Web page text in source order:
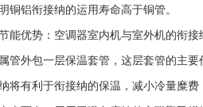
铜铝衔接纳的运用寿命高于铜管。
优势：空调器室内机与室外机的衔接
管外包一层保温套管，这层套管的主
将有利于衔接纳的保温，减小冷量糜费